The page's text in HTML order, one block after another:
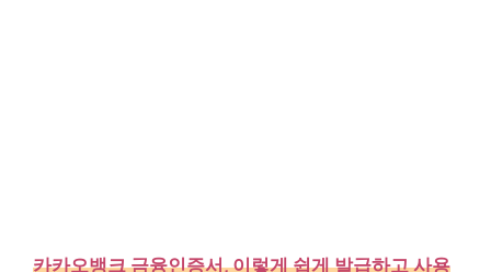
카카오뱅크 금융인증서, 이렇게 쉽게 발급하고 사용